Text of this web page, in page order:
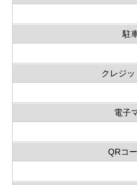
駐
クレジ
電子
QRコ